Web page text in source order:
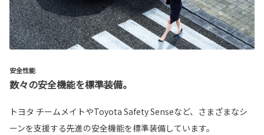
安全性能
数々の安全機能を標準装備。
トヨタ チームメイトやToyota Safety Senseなど、さまざまなシ
ーンを支援する先進の安全機能を標準装備しています。